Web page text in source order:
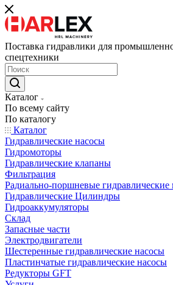
Поставка гидравлики для
спецтехники
Каталог
По всему сайту
По каталогу
Каталог
Гидравлические насосы
Гидромоторы
Гидравлические клапаны
Фильтрация
Радиально-поршневые
Гидравлические Цилиндры
Гидроаккумуляторы
Склад
Запасные части
Электродвигатели
Шестеренные гидравлические насосы
Пластинчатые гидравлические насосы
Редукторы GFT